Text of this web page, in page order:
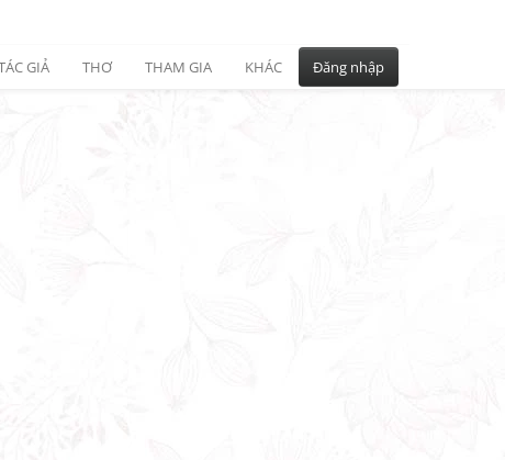
GIẢ THƠ THAM GIA KHÁC Đăng nhập